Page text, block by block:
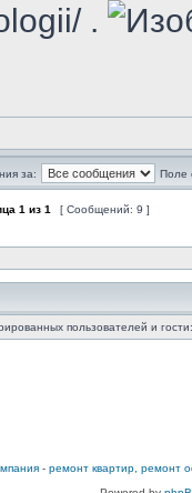
.
за: Поле
1 из 1 [ Сообщений: 9 ]
пользователей и
- ремонт квартир, ремонт